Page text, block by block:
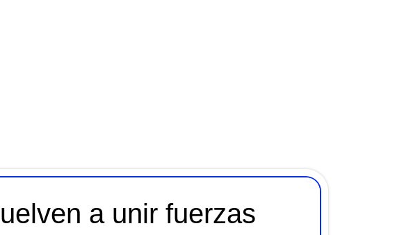
a unir fuerzas